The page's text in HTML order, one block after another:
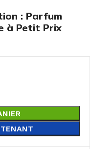
: Parfum
à Petit Prix